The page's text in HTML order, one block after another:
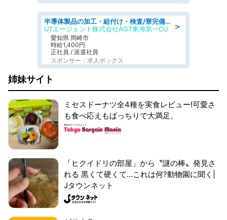
＞
半導体製品の加工・組付け・検査/寮完備/日勤/日払い/工場・製造
UTエージェント株式会社AGT東海第一CU
愛知県 岡崎市
時給1,400円
正社員 / 派遣社員
スポンサー：求人ボックス
姉妹サイト
ミセスドーナツ全4種を実食レビュー!可愛さ
も食べ応えもばっちりで大満足。
「ヒクイドリの部屋」から〝謎の棒〟発見さ
れる 黒くて硬くて...これは何?動物園に聞く|
Jタウンネット